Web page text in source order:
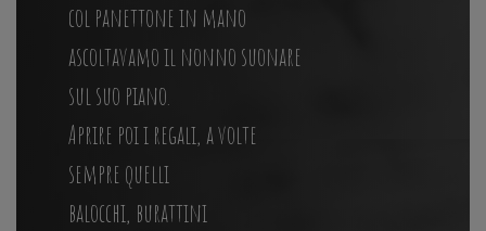
col panettone in mano
ascoltavamo il nonno suonare
sul suo piano.
Aprire poi i regali, a volte
sempre quelli
balocchi, burattini